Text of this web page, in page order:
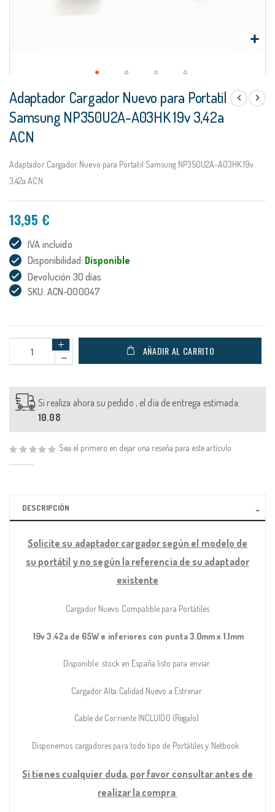
al
comienzo
de
la
galería
de
imágenes
Adaptador Cargador Nuevo para Portatil
Samsung NP350U2A-A03HK 19v 3,42a
ACN
Adaptador Cargador Nuevo para Portatil Samsung NP350U2A-A03HK 19v
3,42a ACN
13,95 €
IVA incluido
Disponibilidad: Disponible
Devolución 30 días
SKU: ACN-000047
AÑADIR AL CARRITO
Si realiza ahora su pedido , el día de entrega estimada:
10.08
Sea el primero en dejar una reseña para este artículo
DESCRIPCIÓN
Solicite su adaptador cargador según el modelo de
su portátil y no según la referencia de su adaptador
existente
Cargador Nuevo Compatible para Portátiles
19v 3.42a de 65W e inferiores con punta 3.0mm x 1.1mm
Disponible stock en España listo para enviar
Cargador Alta Calidad Nuevo a Estrenar
Cable de Corriente INCLUIDO (Regalo)
Disponemos cargadores para todo tipo de Portátiles y Netbook
Si tienes cualquier duda, por favor consultar antes de
realizar la compra